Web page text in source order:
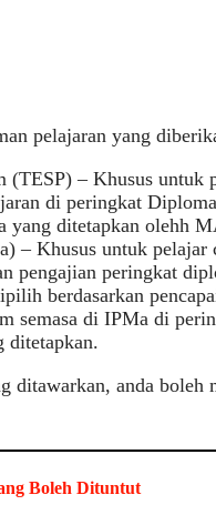
pelajaran yang
(TESP) – Khusus untuk
di peringkat
yang ditetapkan olehh
– Khusus untuk pelajar
pengajian peringkat
berdasarkan
semasa di IPMa di
ditetapkan.
ditawarkan, anda boleh
Boleh Dituntut